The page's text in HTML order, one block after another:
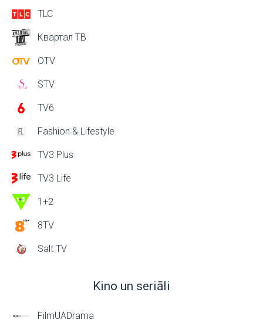
TLC
Квартал ТВ
OTV
STV
TV6
Fashion & Lifestyle
TV3 Plus
TV3 Life
1+2
8TV
Salt TV
Kino un seriāli
FilmUADrama